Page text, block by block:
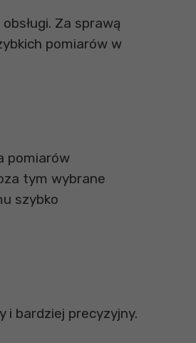
Za sprawą
pomiarów w
pomiarów
tym wybrane
szybko
i bardziej precyzyjny.